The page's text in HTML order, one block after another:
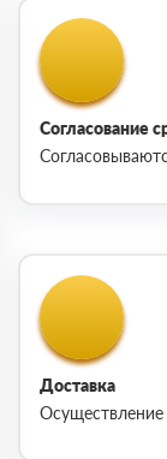
Согласование
Доставка
Осуществление